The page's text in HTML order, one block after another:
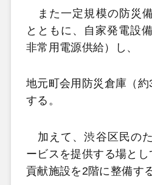
また一定規模の防災
とともに、自家発電設
非常用電源供給）し、
地元町会用防災倉庫（
する。
加えて、渋谷区民の
ービスを提供する場と
貢献施設を2階に整備す